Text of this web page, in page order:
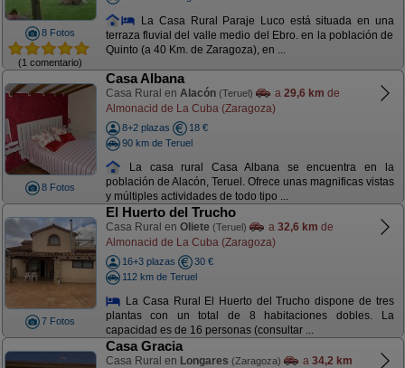
8 Fotos
(1 comentario)
La Casa Rural Paraje Luco está situada en una
terraza fluvial del valle medio del Ebro. en la población de
Quinto (a 40 Km. de Zaragoza), en ...
8 Fotos
Casa Albana
Casa Rural en Alacón (Teruel) a 29,6 km de
Almonacid de La Cuba (Zaragoza)
8+2 plazas
18 €
90 km de Teruel
La casa rural Casa Albana se encuentra en la
población de Alacón, Teruel. Ofrece unas magnificas vistas
y múltiples actividades de todo tipo ...
7 Fotos
El Huerto del Trucho
Casa Rural en Oliete (Teruel) a 32,6 km de
Almonacid de La Cuba (Zaragoza)
16+3 plazas
30 €
112 km de Teruel
La Casa Rural El Huerto del Trucho dispone de tres
plantas con un total de 8 habitaciones dobles. La
capacidad es de 16 personas (consultar ...
Casa Gracia
Casa Rural en Longares (Zaragoza) a 34,2 km